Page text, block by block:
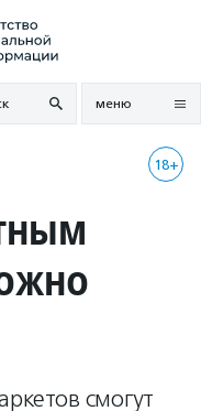
меню
18+
смогут